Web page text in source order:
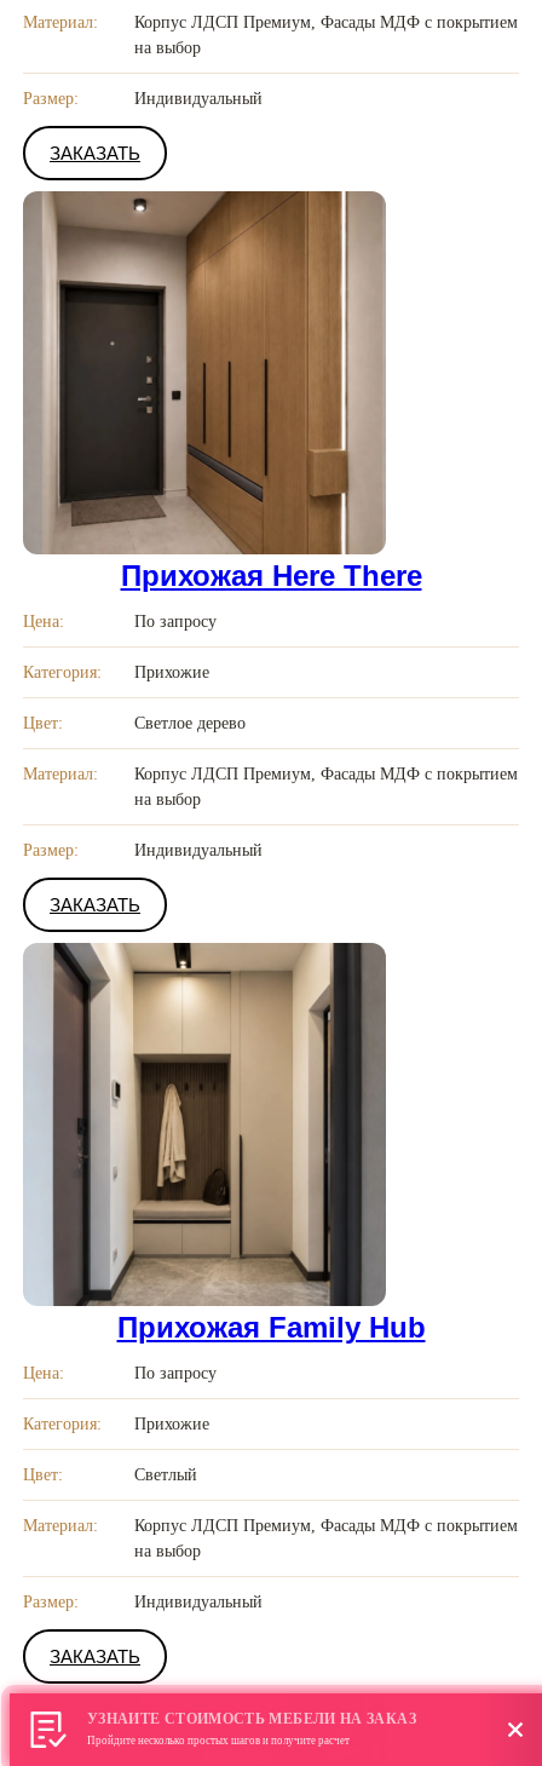
Материал:
Корпус ЛДСП Премиум, Фасады МДФ с покрытием
на выбор
Размер: Индивидуальный
ЗАКАЗАТЬ
Прихожая Here There
Цена: По запросу
Категория: Прихожие
Цвет: Светлое дерево
Материал:
Корпус ЛДСП Премиум, Фасады МДФ с покрытием
на выбор
Размер: Индивидуальный
ЗАКАЗАТЬ
Прихожая Family Hub
Цена: По запросу
Категория: Прихожие
Цвет: Светлый
Материал:
Корпус ЛДСП Премиум, Фасады МДФ с покрытием
на выбор
Размер: Индивидуальный
ЗАКАЗАТЬ
УЗНАЙТЕ СТОИМОСТЬ МЕБЕЛИ НА ЗАКАЗ
Пройдите несколько простых шагов и получите расчет